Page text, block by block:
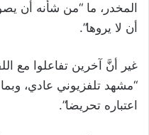
المخدر، ما “من شأنه أن
أن لا يروها”.
غير أنَّ آخرين تفاعلوا مع
“مشهد تلفزيوني عادي، وبما
اعتباره تحريضا”.